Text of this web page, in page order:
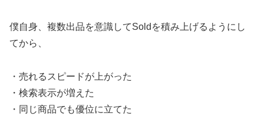
僕自身、複数出品を意識してSoldを積み上げるようにし
てから、
・売れるスピードが上がった
・検索表示が増えた
・同じ商品でも優位に立てた